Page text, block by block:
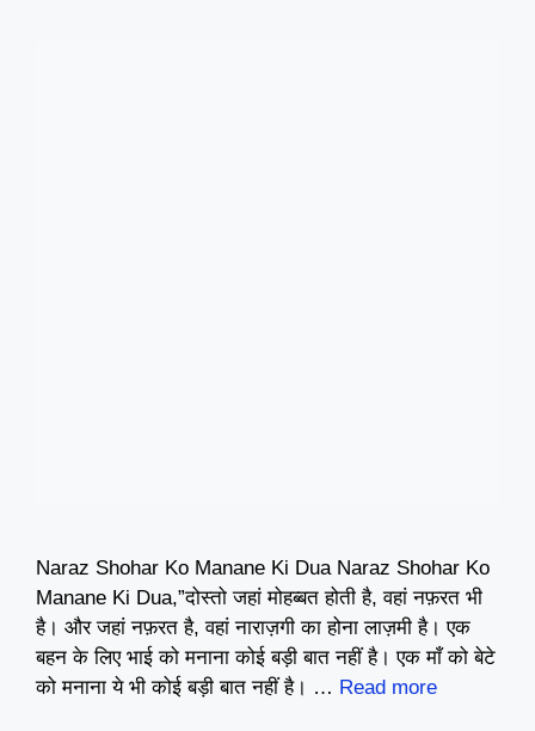
Naraz Shohar Ko Manane Ki Dua Naraz Shohar Ko
Manane Ki Dua,”दोस्तो जहां मोहब्बत होती है, वहां नफ़रत भी
है। और जहां नफ़रत है, वहां नाराज़गी का होना लाज़मी है। एक
बहन के लिए भाई को मनाना कोई बड़ी बात नहीं है। एक माँ को बेटे
को मनाना ये भी कोई बड़ी बात नहीं है। … Read more